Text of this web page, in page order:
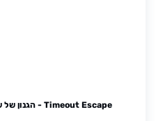
Timeout Escape - הגנון של שמעון חדר בריחה בפתח תקווה